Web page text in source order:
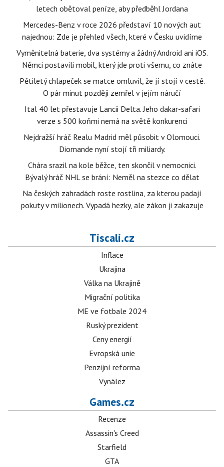
letech obětoval peníze, aby předběhl Jordana
Mercedes-Benz v roce 2026 představí 10 nových aut
najednou: Zde je přehled všech, které v Česku uvidíme
Vyměnitelná baterie, dva systémy a žádný Android ani iOS.
Němci postavili mobil, který jde proti všemu, co znáte
Pětiletý chlapeček se matce omluvil, že jí stojí v cestě.
O pár minut později zemřel v jejím náručí
Ital 40 let přestavuje Lancii Delta. Jeho dakar-safari
verze s 500 koňmi nemá na světě konkurenci
Nejdražší hráč Realu Madrid měl působit v Olomouci.
Diomande nyní stojí tři miliardy.
Chára srazil na kole běžce, ten skončil v nemocnici.
Bývalý hráč NHL se brání: Neměl na stezce co dělat
Na českých zahradách roste rostlina, za kterou padají
pokuty v milionech. Vypadá hezky, ale zákon ji zakazuje
Tiscali.cz
Inflace
Ukrajina
Válka na Ukrajině
Migrační politika
ME ve fotbale 2024
Ruský prezident
Ceny energií
Evropská unie
Penzijní reforma
Vynález
Games.cz
Recenze
Assassin's Creed
Starfield
GTA